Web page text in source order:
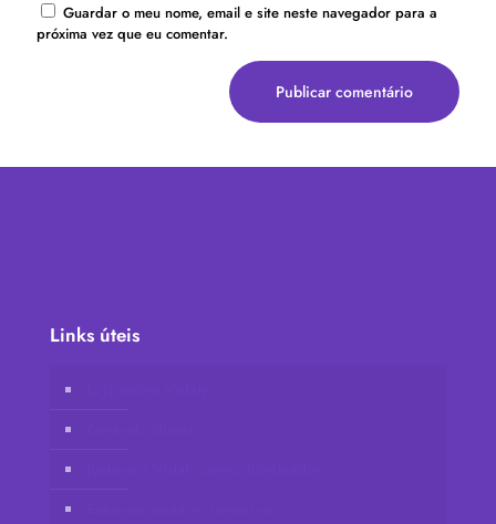
Guardar o meu nome, email e site neste navegador para a
próxima vez que eu comentar.
Links úteis